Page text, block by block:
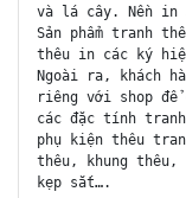
và lá cây. Nền in
Sản phẩm tranh
thêu in các ký
Ngoài ra, khách
riêng với shop để
các đặc tính tranh
phụ kiện thêu
thêu, khung
kẹp sắt….